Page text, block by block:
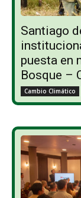
Santiago
puesta en
Bosque –
Cambio Climático